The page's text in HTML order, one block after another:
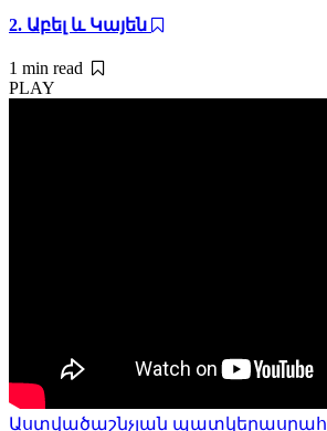
2. Աբել և Կայեն
1 min read
PLAY
Աստվածաշնչյան պատկերասրահ